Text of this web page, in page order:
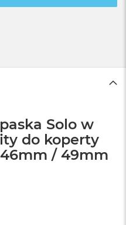
Solo w
do koperty
/ 49mm